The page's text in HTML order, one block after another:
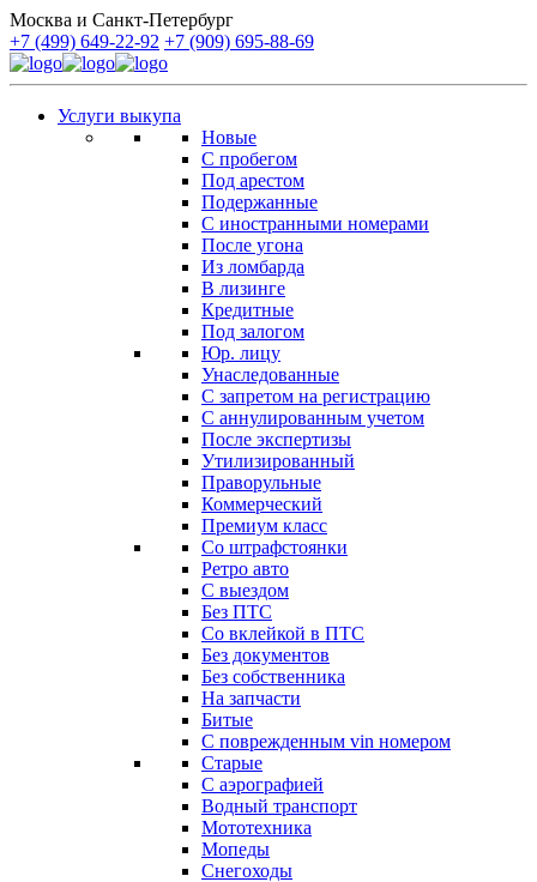
Москва и Санкт-Петербург
+7 (499) 649-22-92 +7 (909) 695-88-69
Услуги выкупа
Новые
С пробегом
Под арестом
Подержанные
С иностранными номерами
После угона
Из ломбарда
В лизинге
Кредитные
Под залогом
Юр. лицу
Унаследованные
С запретом на регистрацию
С аннулированным учетом
После экспертизы
Утилизированный
Праворульные
Коммерческий
Премиум класс
Со штрафстоянки
Ретро авто
С выездом
Без ПТС
Со вклейкой в ПТС
Без документов
Без собственника
На запчасти
Битые
С поврежденным vin номером
Старые
С аэрографией
Водный транспорт
Мототехника
Мопеды
Снегоходы